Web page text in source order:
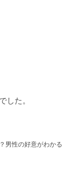
した。
男性の好意がわかる